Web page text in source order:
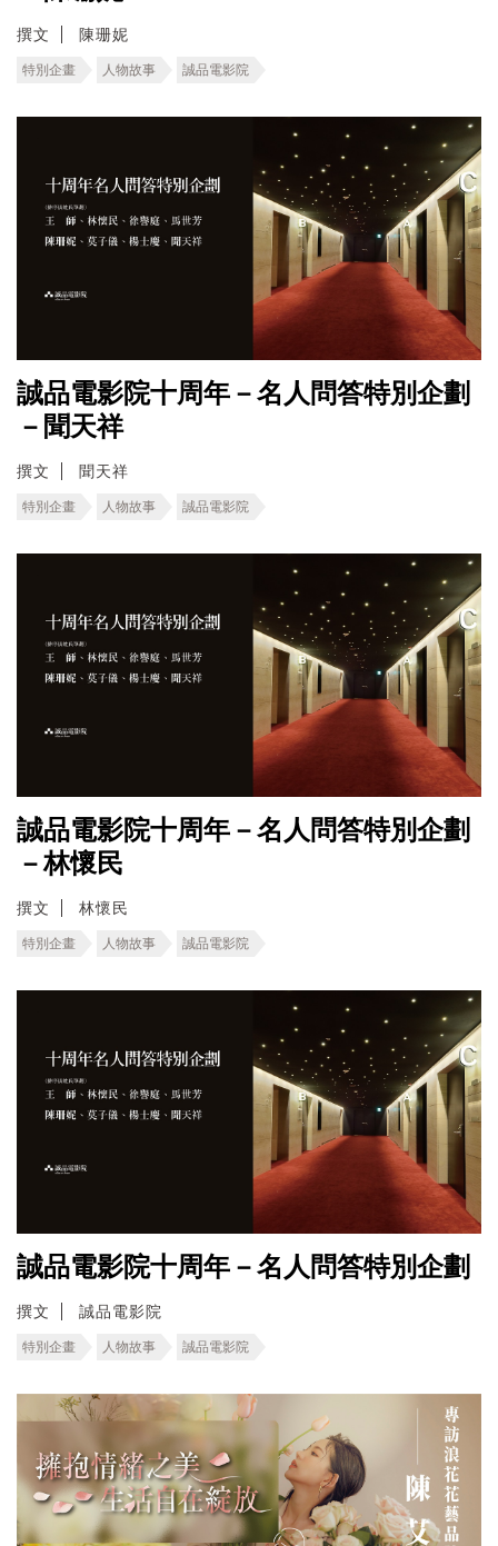
撰文 陳珊妮
特別企畫 人物故事 誠品電影院
誠品電影院十周年－名人問答特別企劃
－聞天祥
撰文 聞天祥
特別企畫 人物故事 誠品電影院
誠品電影院十周年－名人問答特別企劃
－林懷民
撰文 林懷民
特別企畫 人物故事 誠品電影院
誠品電影院十周年－名人問答特別企劃
撰文 誠品電影院
特別企畫 人物故事 誠品電影院